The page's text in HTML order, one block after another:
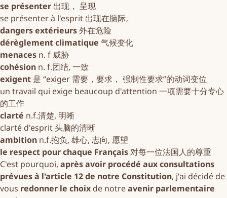
se présenter 出现， 呈现
se présenter à l'esprit 出现在脑际。
dangers extérieurs外在危险
dérèglement climatique 气候变化
menaces n. f 威胁
cohésion n. f.团结, 一致
exigent 是 “exiger 需要，要求， 强制性要求”的动词变位
un travail qui exige beaucoup d'attention 一项需要十分专心
的工作
clarté n.f.清楚, 明晰
clarté d'esprit 头脑的清晰
ambition n.f.抱负, 雄心, 志向, 愿望
le respect pour chaque Français对每一位法国人的尊重
C'est pourquoi, après avoir procédé aux consultations
prévues à l'article 12 de notre Constitution, j'ai décidé de
vous redonner le choix de notreavenir parlementaire